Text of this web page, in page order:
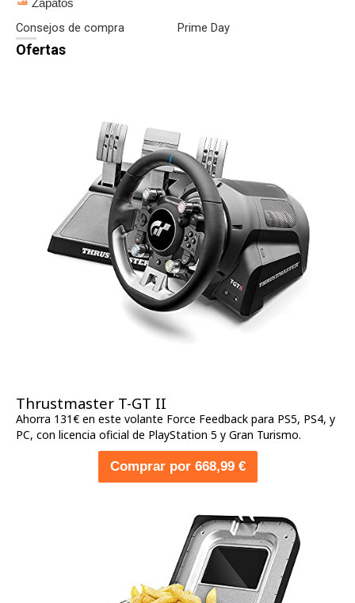
Zapatos
Consejos de compra Prime Day
Ofertas
Thrustmaster T-GT II
Ahorra 131€ en este volante Force Feedback para PS5, PS4, y
PC, con licencia oficial de PlayStation 5 y Gran Turismo.
Comprar por 668,99 €